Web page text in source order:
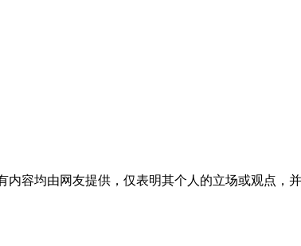
容均由网友提供，仅表明其个人的立场或观点，